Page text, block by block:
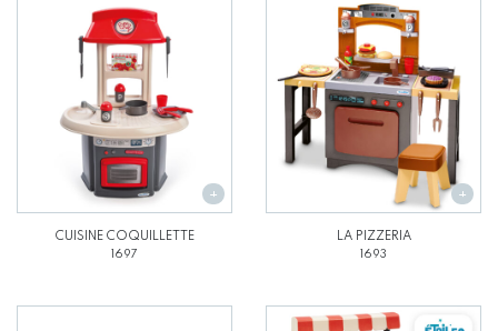
CUISINE COQUILLETTE
1697
LA PIZZERIA
1693